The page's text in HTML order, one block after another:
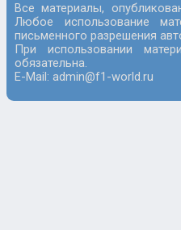
Все материалы,
Любое использование
письменного разрешения
При использовании
обязательна.
E-Mail: admin@f1-world.ru